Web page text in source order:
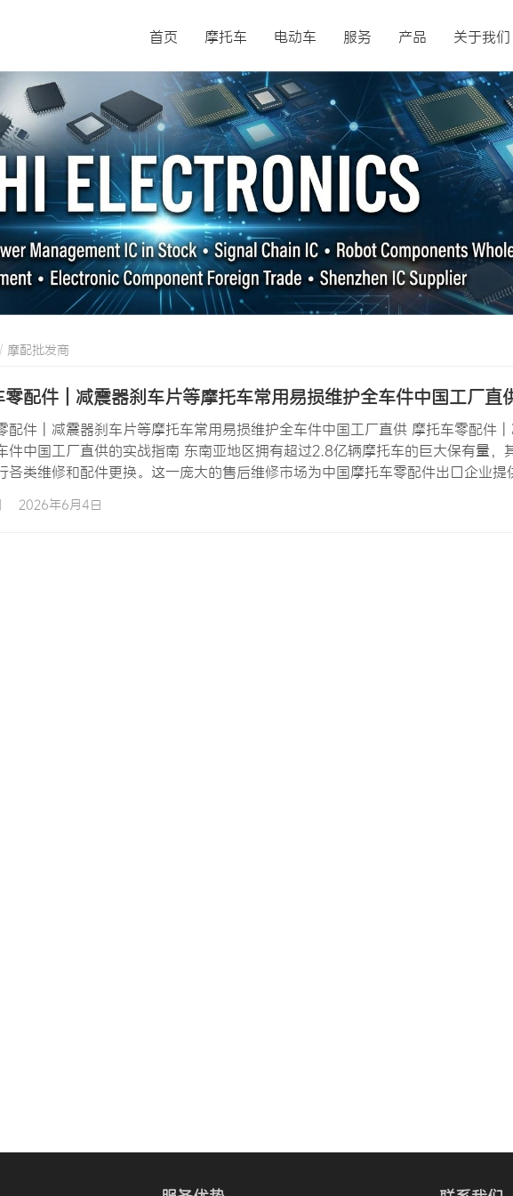
首页 摩托车 电动车 服务 产品 关于我们
摩配批发商
零配件 | 减震器刹车片等摩托车常用易损维护全车件中国工厂直
配件 | 减震器刹车片等摩托车常用易损维护全车件中国工厂直供 摩托车零配件
件中国工厂直供的实战指南 东南亚地区拥有超过2.8亿辆摩托车的巨大保有量，
各类维修和配件更换。这一庞大的售后维修市场为中国摩托车零配件出口企业
高频消耗品。理解摩托车常用易损维护全车件的产品体系…
2026年6月4日